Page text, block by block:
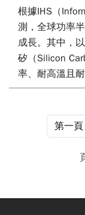
會在晶圓表面
氣電漿乾式蝕
驗初步結果顯
量由單面輪磨(
10-20 µm（輪
根據IHS（
測，全球功率
成長。其中，
矽（Silicon
率、耐高溫且
用在電動車、
割、研磨時也
晶錠切割為晶
快速、有效率
進行相關的技
參考。
第一頁